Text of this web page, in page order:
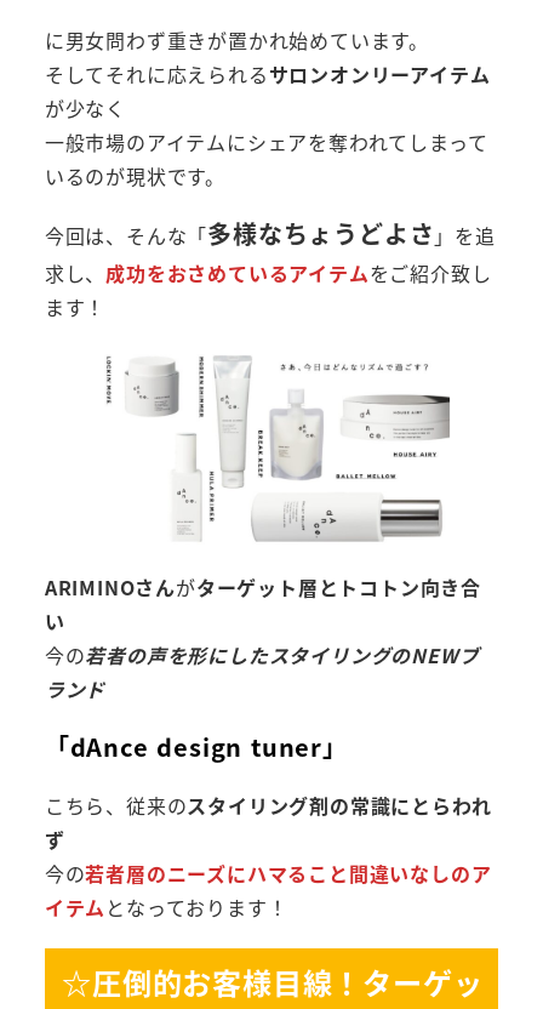
に男女問わず重きが置かれ始めています。
そしてそれに応えられるサロンオンリーアイテム
が少なく
一般市場のアイテムにシェアを奪われてしまって
いるのが現状です。
今回は、そんな「多様なちょうどよさ 」を追
求し、 成功をおさめているアイテムをご紹介致し
ます！
ARIMINOさんがターゲット層とトコトン向き合
い
今の若者の声を形にしたスタイリングのNEWブ
ランド
「dAnce design tuner」
こちら、従来のスタイリング剤の常識にとらわれ
ず
今の若者層のニーズにハマること間違いなしのア
イテム となっております！
☆圧倒的お客様目線！ターゲッ